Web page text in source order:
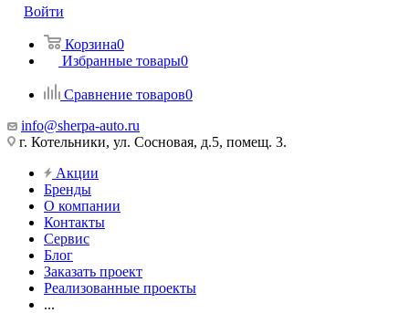
Войти
Корзина0
Избранные товары0
Сравнение товаров0
info@sherpa-auto.ru
г. Котельники, ул. Сосновая, д.5, помещ. 3.
Акции
Бренды
О компании
Контакты
Сервис
Блог
Заказать проект
Реализованные проекты
...